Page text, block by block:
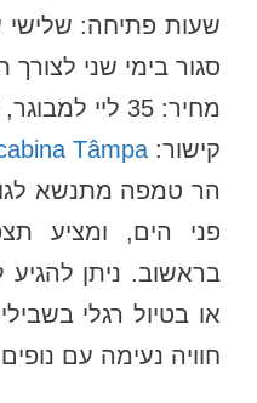
סגור בימי שני לצורך
מחיר: 35 ליי למבוגר, 20 ליי לילד (הלוך ושוב)
קישור: Tâmpa
פני הים, ומציע
בראשוב. ניתן
או בטיול רגלי
חוויה נעימה עם